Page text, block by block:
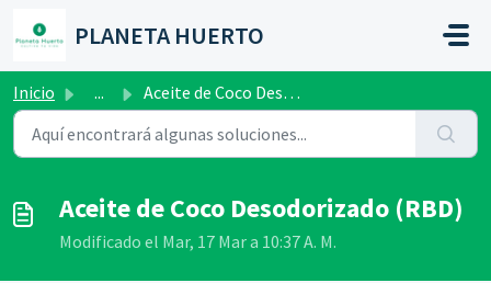
PLANETA HUERTO
Inicio ... Aceite de Coco Desodorizado (RBD)
Aceite de Coco Desodorizado (RBD)
Modificado el Mar, 17 Mar a 10:37 A. M.